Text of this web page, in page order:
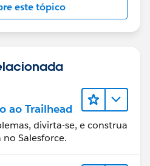
este tópico
ao Trailhead
divirta-se, e construa
Salesforce.